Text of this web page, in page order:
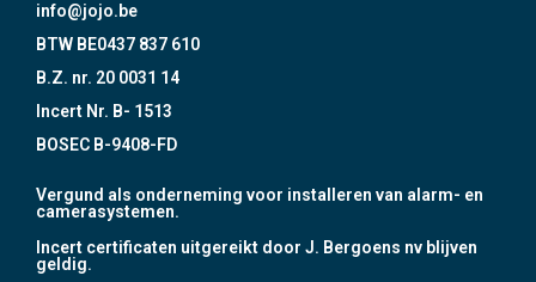
info@jojo.be
BTW BE0437 837 610
B.Z. nr. 20 0031 14
Incert Nr. B- 1513
BOSEC B-9408-FD
Vergund als onderneming voor installeren van alarm- en
camerasystemen.
Incert certificaten uitgereikt door J. Bergoens nv blijven
geldig.